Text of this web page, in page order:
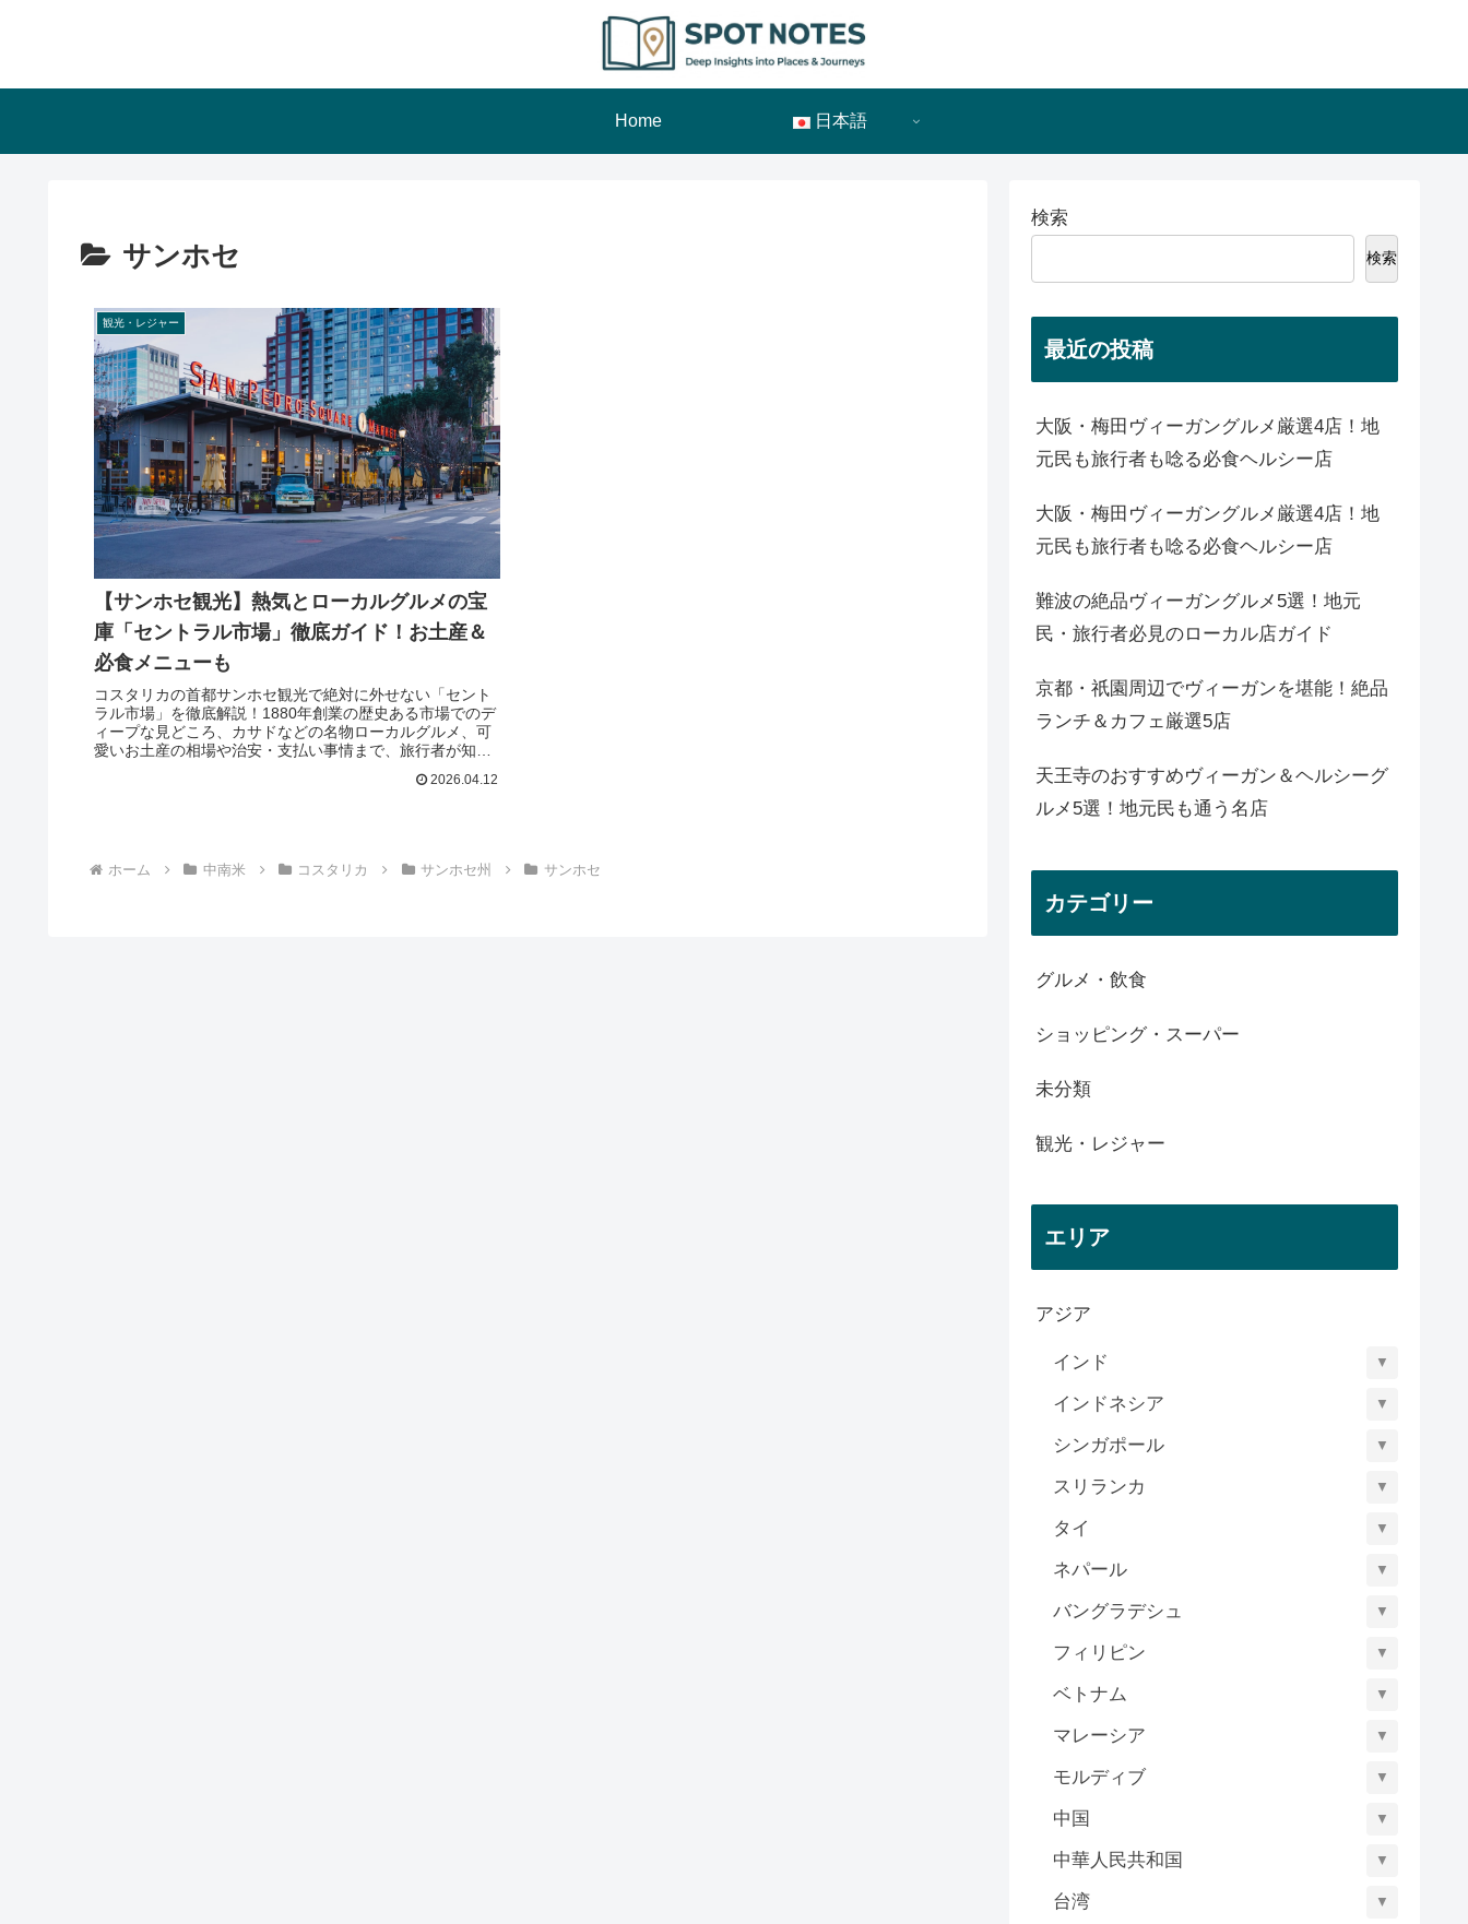
Home 日本語
サンホセ
観光・レジャー
【サンホセ観光】熱気とローカルグルメの宝
庫「セントラル市場」徹底ガイド！お土産＆
必食メニューも
コスタリカの首都サンホセ観光で絶対に外せない「セント
ラル市場」を徹底解説！1880年創業の歴史ある市場でのデ
ィープな見どころ、カサドなどの名物ローカルグルメ、可
愛いお土産の相場や治安・支払い事情まで、旅行者が知り
2026.04.12
ホーム 中南米 コスタリカ サンホセ州 サンホセ
検索
検索
最近の投稿
大阪・梅田ヴィーガングルメ厳選4店！地
元民も旅行者も唸る必食ヘルシー店
大阪・梅田ヴィーガングルメ厳選4店！地
元民も旅行者も唸る必食ヘルシー店
難波の絶品ヴィーガングルメ5選！地元
民・旅行者必見のローカル店ガイド
京都・祇園周辺でヴィーガンを堪能！絶品
ランチ＆カフェ厳選5店
天王寺のおすすめヴィーガン＆ヘルシーグ
ルメ5選！地元民も通う名店
カテゴリー
グルメ・飲食
ショッピング・スーパー
未分類
観光・レジャー
エリア
アジア
インド ▼
インドネシア ▼
シンガポール ▼
スリランカ ▼
タイ ▼
ネパール ▼
バングラデシュ ▼
フィリピン ▼
ベトナム ▼
マレーシア ▼
モルディブ ▼
中国 ▼
中華人民共和国 ▼
台湾 ▼